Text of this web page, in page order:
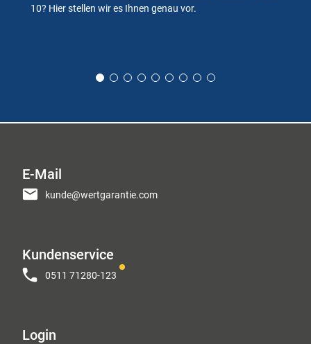
10? Hier stellen wir es Ihnen genau vor.
E-Mail
kunde@wertgarantie.com
Kundenservice
0511 71280-123
Login